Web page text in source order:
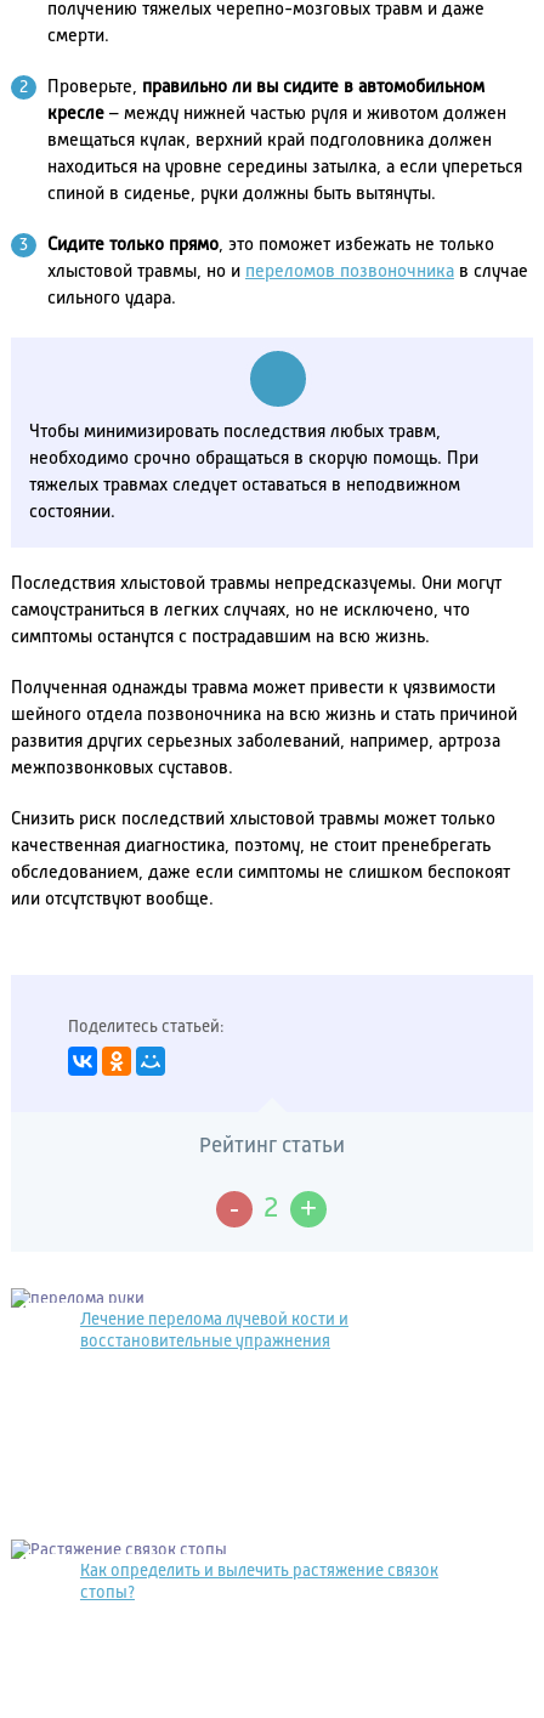
получению тяжелых черепно-мозговых травм и даже
смерти.
Проверьте, правильно ли вы сидите в автомобильном
кресле– между нижней частью руля и животом должен
вмещаться кулак, верхний край подголовника должен
находиться на уровне середины затылка, а если упереться
спиной в сиденье, руки должны быть вытянуты.
Сидите только прямо, это поможет избежать не только
хлыстовой травмы, но и переломов позвоночникав случае
сильного удара.
Чтобы минимизировать последствия любых травм,
необходимо срочно обращаться в скорую помощь. При
тяжелых травмах следует оставаться в неподвижном
состоянии.
Последствия хлыстовой травмы непредсказуемы. Они могут
самоустраниться в легких случаях, но не исключено, что
симптомы останутся с пострадавшим на всю жизнь.
Полученная однажды травма может привести к уязвимости
шейного отдела позвоночника на всю жизнь и стать причиной
развития других серьезных заболеваний, например, артроза
межпозвонковых суставов.
Снизить риск последствий хлыстовой травмы может только
качественная диагностика, поэтому, не стоит пренебрегать
обследованием, даже если симптомы не слишком беспокоят
или отсутствуют вообще.
Поделитесь статьей:
Рейтинг статьи
- 2 +
Лечение перелома лучевой кости и
восстановительные упражнения
Как определить и вылечить растяжение связок
стопы?